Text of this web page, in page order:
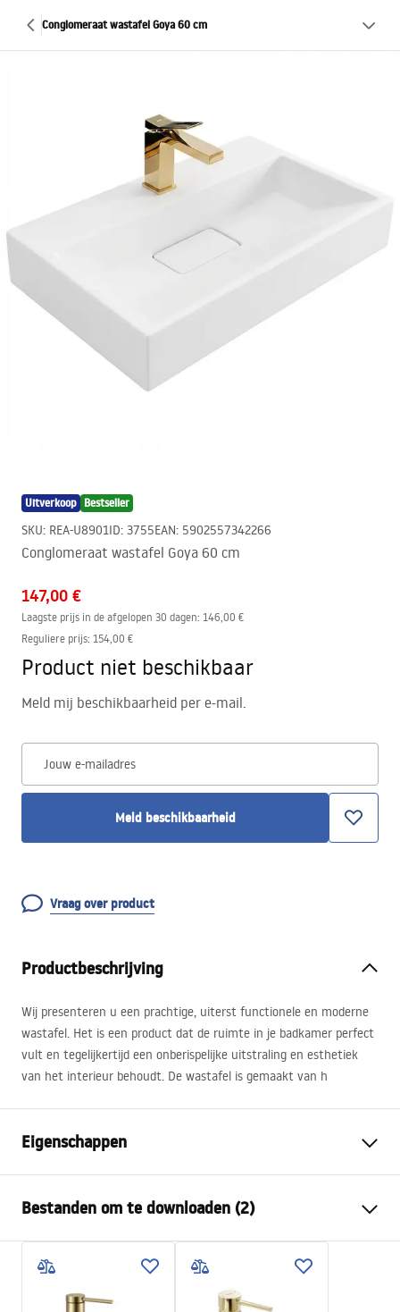
Conglomeraat wastafel Goya 60 cm
Uitverkoop Bestseller
SKU: REA-U8901ID: 3755EAN: 5902557342266
Conglomeraat wastafel Goya 60 cm
147,00 €
Laagste prijs in de afgelopen 30 dagen: 146,00 €
Reguliere prijs: 154,00 €
Product niet beschikbaar
Meld mij beschikbaarheid per e-mail.
Jouw e-mailadres
Meld beschikbaarheid
Vraag over product
Productbeschrijving
Wij presenteren u een prachtige, uiterst functionele en moderne
wastafel. Het is een product dat de ruimte in je badkamer perfect
vult en tegelijkertijd een onberispelijke uitstraling en esthetiek
van het interieur behoudt. De wastafel is gemaakt van h
Eigenschappen
Materiaal
Conglomeraat
Kleur
Wit
Afwerking
Mat
Lengte
600mm
Bestanden om te downloaden (2)
Montagehandleiding